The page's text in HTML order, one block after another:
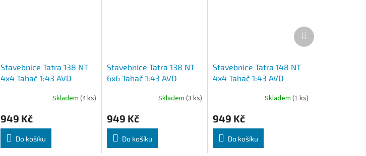
Stavebnice Tatra 138 NT
4x4 Tahač 1:43 AVD
Skladem (4 ks)
949 Kč
Do košíku
Stavebnice Tatra 138 NT
6x6 Tahač 1:43 AVD
Skladem(3 ks)
949 Kč
Do košíku
Stavebnice Tatra 148 NT
4x4 Tahač 1:43 AVD
produktu
je
4,0
z
Skladem(1 ks)
949 Kč
Do košíku
Další
produkt